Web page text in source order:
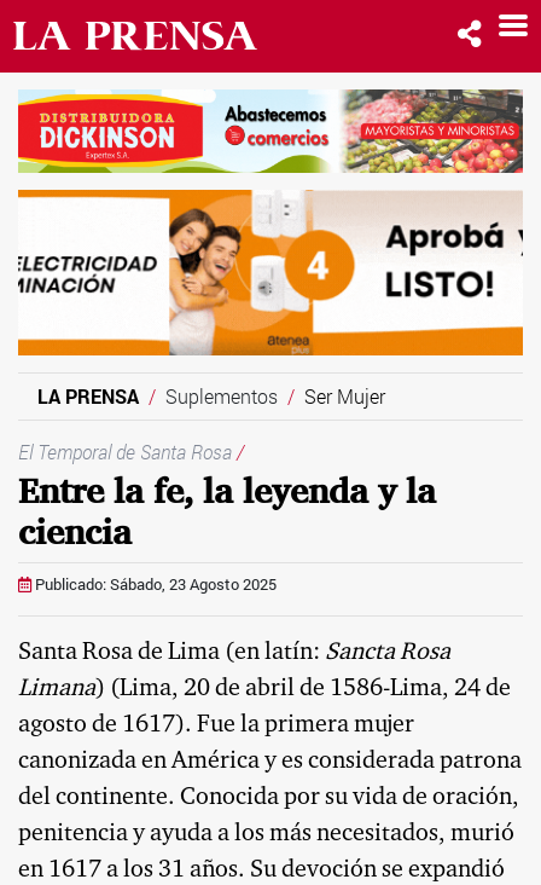
LA PRENSA Suplementos Ser Mujer
El Temporal de Santa Rosa/
Entre la fe, la leyenda y la
ciencia
Publicado: Sábado, 23 Agosto 2025
Santa Rosa de Lima (en latín: Sancta Rosa
Limana) (Lima, 20 de abril de 1586-Lima, 24 de
agosto de 1617). Fue la primera mujer
canonizada en América y es considerada patrona
del continente. Conocida por su vida de oración,
penitencia y ayuda a los más necesitados, murió
en 1617 a los 31 años. Su devoción se expandió